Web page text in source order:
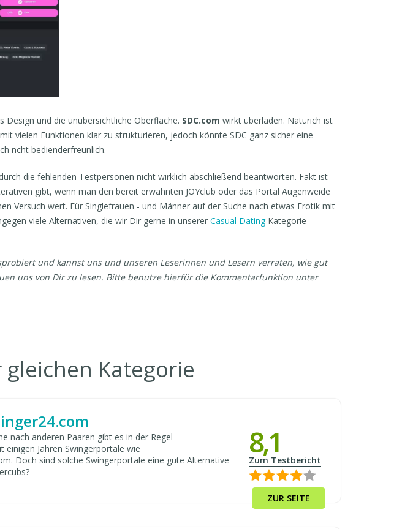
und die unübersichtliche Oberfläche. SDC.com wirkt überladen. Natürich ist
vielen Funktionen klar zu strukturieren, jedoch könnte SDC ganz sicher eine
ncht bedienderfreunlich.
die fehlenden Testpersonen nicht wirklich abschließend beantworten. Fakt ist
gibt, wenn man den bereit erwähnten JOYclub oder das Portal Augenweide
Versuch wert. Für Singlefrauen - und Männer auf der Suche nach etwas Erotik mit
viele Alternativen, die wir Dir gerne in unserer Casual DatingKategorie
und kannst uns und unseren Leserinnen und Lesern verraten, wie gut
uns von Dir zu lesen. Bitte benutze hierfür die Kommentarfunktion unter
Kategorie
nach anderen Paaren gibt es in der Regel
einigen Jahren Swingerportale wie
Doch sind solche Swingerportale eine gute Alternative
8,1
Zum Testbericht
ZUR SEITE